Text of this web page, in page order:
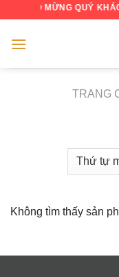
content
CHÀO MỪNG QUÝ
TRANG
Không tìm thấy sản